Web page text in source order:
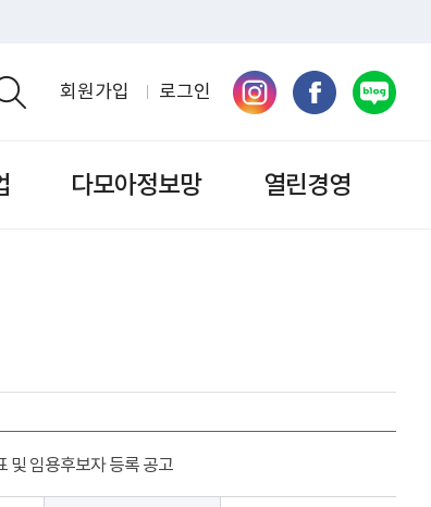
회원가입 로그인
다모아정보망 열린경영
및 임용후보자 등록 공고